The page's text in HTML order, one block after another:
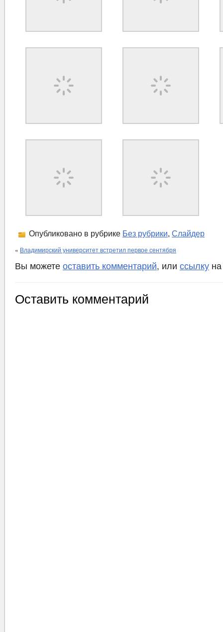
Опубликовано в рубрике Без рубрики, Слайдер
« Владимирский университет встретил первое сентября
Вы можете оставить комментарий, или ссылку
Оставить комментарий